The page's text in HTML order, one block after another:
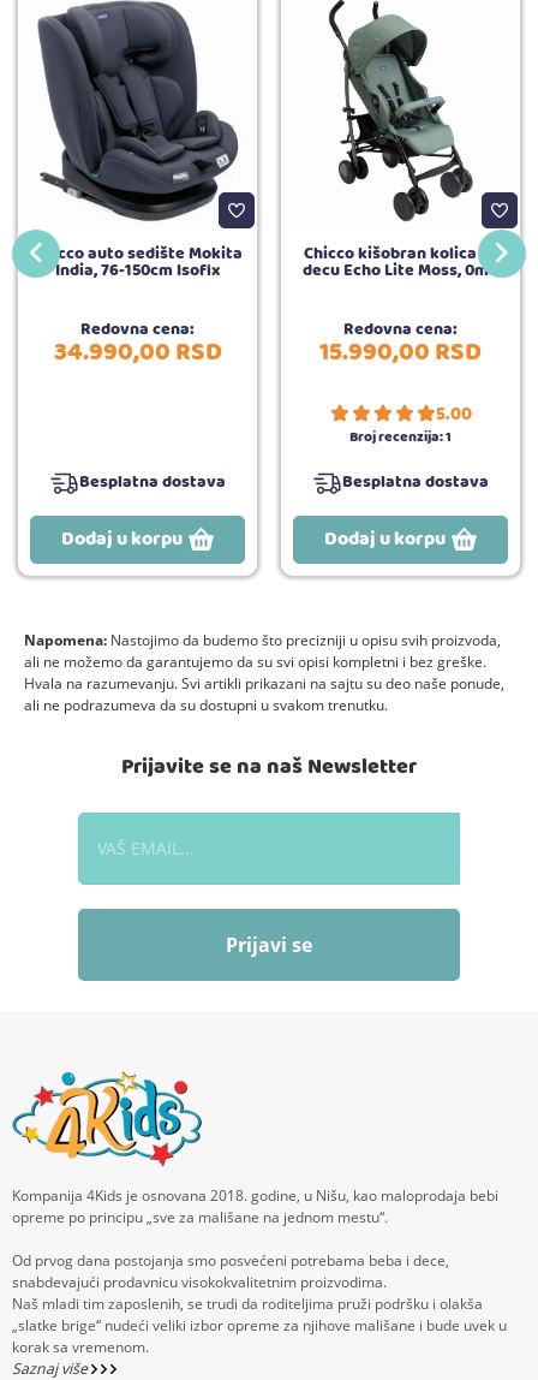
Chicco auto sedište Mokita
India, 76-150cm Isofix
Redovna cena:
34.990,00RSD
Besplatna dostava
Dodaj u korpu
Chicco kišobran kolica za
decu Echo Lite Moss, 0m+
Redovna cena:
15.990,00RSD
5.00
Broj recenzija:1
Besplatna dostava
Dodaj u korpu
Napomena: Nastojimo da budemo što precizniji u opisu svih proizvoda,
ali ne možemo da garantujemo da su svi opisi kompletni i bez greške.
Hvala na razumevanju. Svi artikli prikazani na sajtu su deo naše ponude,
ali ne podrazumeva da su dostupni u svakom trenutku.
Prijavite se na naš Newsletter
Prijavi se
Kompanija 4Kids je osnovana 2018. godine, u Nišu, kao maloprodaja bebi
opreme po principu „sve za mališane na jednom mestu“.
Od prvog dana postojanja smo posvećeni potrebama beba i dece,
snabdevajući prodavnicu visokokvalitetnim proizvodima.
Naš mladi tim zaposlenih, se trudi da roditeljima pruži podršku i olakša
„slatke brige“ nudeći veliki izbor opreme za njihove mališane i bude uvek u
korak sa vremenom.
Saznaj više